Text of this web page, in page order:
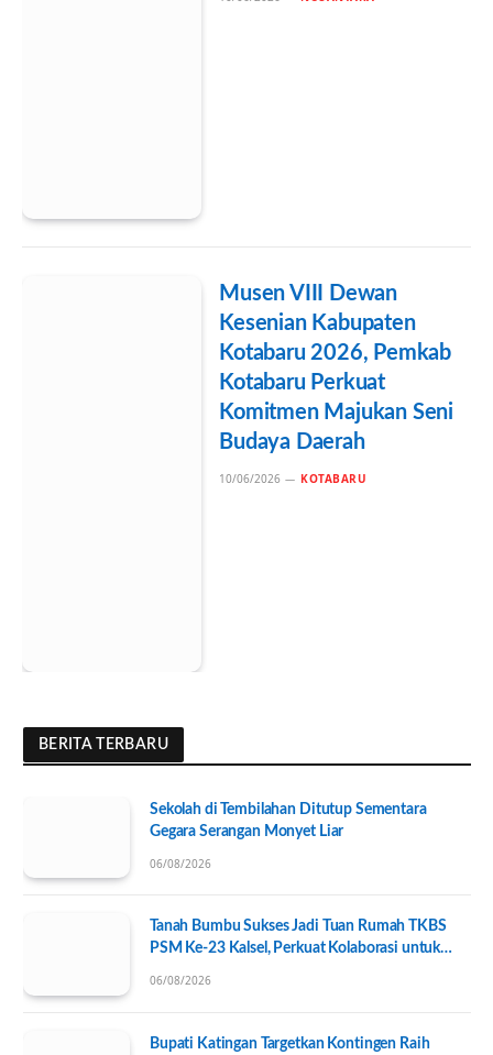
Musen VIII Dewan
Kesenian Kabupaten
Kotabaru 2026, Pemkab
Kotabaru Perkuat
Komitmen Majukan Seni
Budaya Daerah
10/06/2026 KOTABARU
BERITA TERBARU
Sekolah di Tembilahan Ditutup Sementara
Gegara Serangan Monyet Liar
06/08/2026
Tanah Bumbu Sukses Jadi Tuan Rumah TKBS
PSM Ke-23 Kalsel, Perkuat Kolaborasi untuk
06/08/2026
Bupati Katingan Targetkan Kontingen Raih